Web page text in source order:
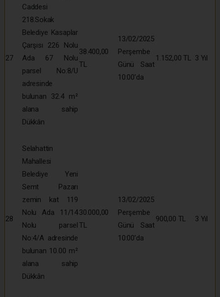
27
Caddesi
218.Sokak
Belediye Kasaplar
Çarşısı 226 Nolu
Ada 67 Nolu
parsel No:8/U
adresinde
bulunan 32.4 m²
alana sahip
Dükkân
38.400,00
TL
13/02/2025
Perşembe
Günü Saat
10:00’da
1.152,00 TL 3 Yıl
28
Selahattin
Mahallesi
Belediye Yeni
Semt Pazarı
zemin kat 119
Nolu Ada 11/14
Nolu parsel
No:4/A adresinde
bulunan 10.00 m²
alana sahip
Dükkân
30.000,00
TL
13/02/2025
Perşembe
Günü Saat
10:00’da
900,00 TL 3 Yıl